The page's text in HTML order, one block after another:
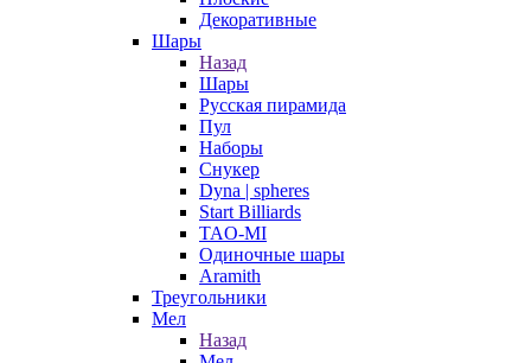
Декоративные
Шары
Назад
Шары
Русская пирамида
Пул
Наборы
Снукер
Dyna | spheres
Start Billiards
TAO-MI
Одиночные шары
Aramith
Треугольники
Мел
Назад